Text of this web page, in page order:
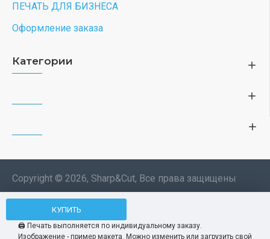
КУПИТЬ
🖨️ Печать выполняется по индивидуальному заказу.
Изображение - пример макета. Можно изменить или загрузить свой
ПЕЧАТЬ ДЛЯ БИЗНЕСА
Оформление заказа
Категории
Copyright © 2026, Sharp&Cut, Все права защищены
Типография. 🖨️ Печать всех
изделий по индивидуальному
заказу. Изображения —
Мы используем файлы cookie, чтобы вам
было удобнее пользоваться нашим сайтом.